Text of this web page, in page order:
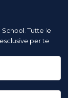
School. Tutte le
per te.